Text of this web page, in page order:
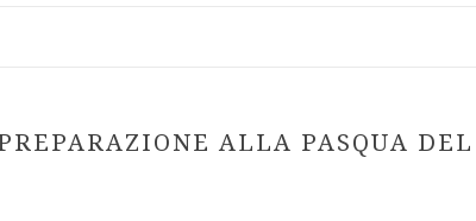
ALLA PASQUA DEL